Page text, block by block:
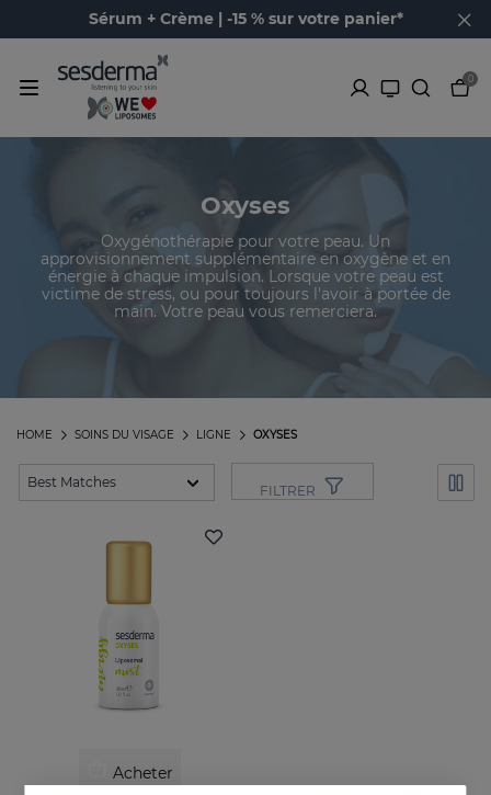
Sérum + Crème | -15 % sur votre panier*
0
Oxyses
Oxygénothérapie pour votre peau. Un
approvisionnement supplémentaire en oxygène et en
énergie à chaque impulsion. Lorsque votre peau est
victime de stress, ou pour toujours l'avoir à portée de
main. Votre peau vous remerciera.
OXYSES
LIGNE
SOINS DU VISAGE
HOME
FILTRER
Acheter